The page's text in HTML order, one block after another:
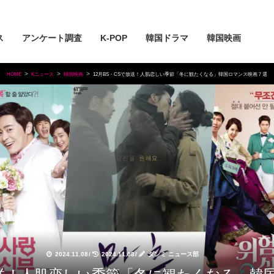
アンケート調査 K-POP 韓国ドラマ 韓国映画
HOME Kニュース 韓国映画 12月BS・CSで放送！人肌恋しい季節「冬に観たくなる」韓国ロマンス映画７選
2024.11.08/ 2024.11.08/ ダンミ ニュース部